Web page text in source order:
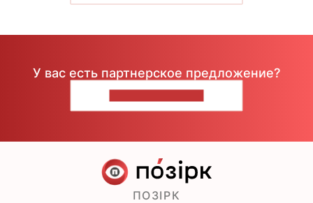
У вас есть партнерское предложение?
ПОЗІРК